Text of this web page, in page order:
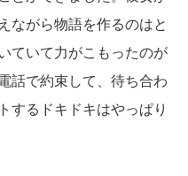
ながら物語を作るのはと
ていて力がこもったのが
話で約束して、待ち合わ
するドキドキはやっぱり